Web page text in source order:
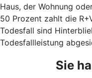
Haus, der Wohnung
50 Prozent zahlt die
Todesfall sind
Todesfallleistung
Sie